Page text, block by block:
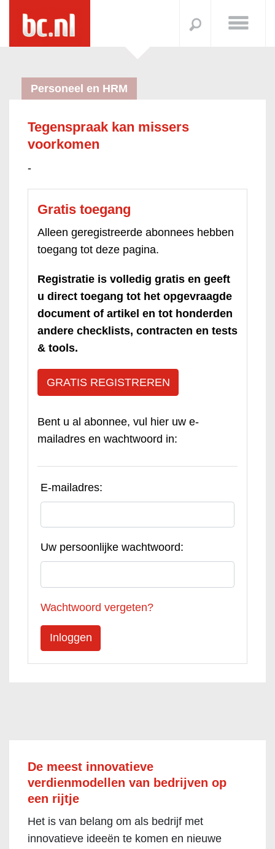
Personeel en HRM
Tegenspraak kan missers
voorkomen
-
Gratis toegang
Alleen geregistreerde abonnees hebben
toegang tot deze pagina.
Registratie is volledig gratis en geeft
u direct toegang tot het opgevraagde
document of artikel en tot honderden
andere checklists, contracten en tests
& tools.
GRATIS REGISTREREN
Bent u al abonnee, vul hier uw e-
mailadres en wachtwoord in:
E-mailadres:
Uw persoonlijke wachtwoord:
Wachtwoord vergeten?
De meest innovatieve
verdienmodellen van bedrijven op
een rijtje
Het is van belang om als bedrijf met
innovatieve ideeën te komen en nieuwe